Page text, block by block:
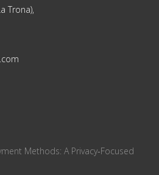
Trona),
Methods: A Privacy‑Focused